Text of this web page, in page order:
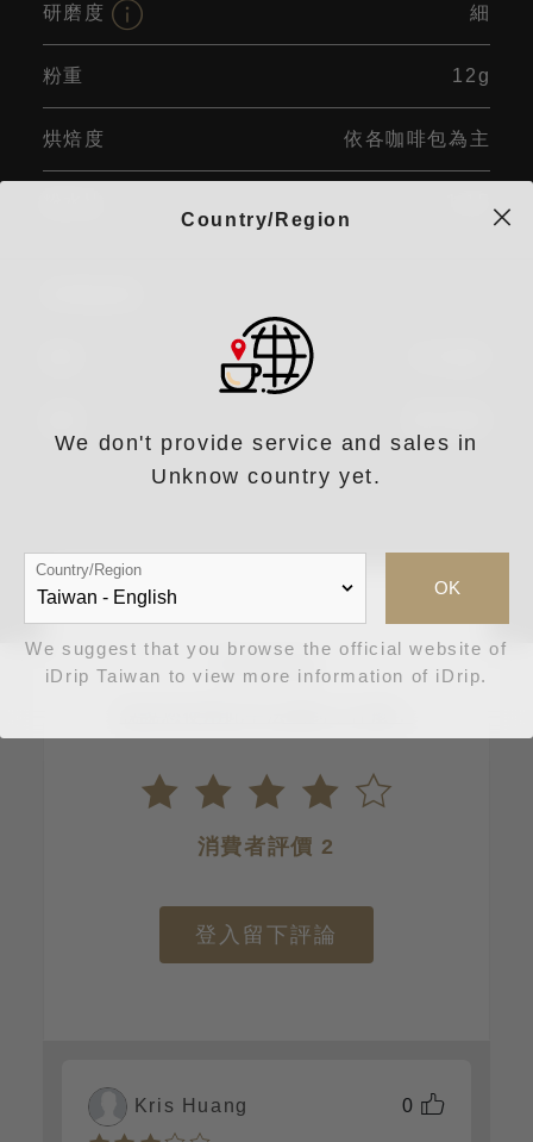
研磨度 細
粉重 12g
烘焙度 依各咖啡包為主
手法評論
消費者評價 2
登入留下評論
0
Kris Huang
Country/Region
We don't provide service and sales in
Unknow country yet.
Country/Region
OK
We suggest that you browse the official website of
iDrip Taiwan to view more information of iDrip.